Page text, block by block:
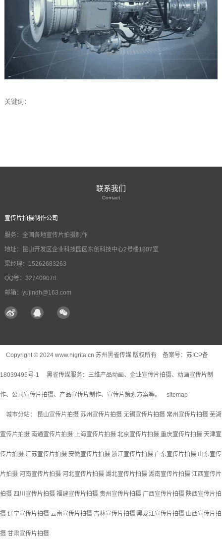
关键词：
联系我们
Contact
宣传片拍摄制作公司
服务：全国各地宣传片拍摄制作
地址：昆山开发区企业科技园区东创科技中心2号楼1807室
梁经理：15262683263
QQ号：327409078
邮箱：yujindh@163.com
Copyright © 2024 www.nigrita.cn 苏州黑雀传媒 版权所有 备案号： 苏ICP备
18039495号-1 黑雀传媒服务： 三维产品动画、企业宣传片拍摄、动画宣传片制
作、公司宣传片拍摄、产品宣传片制作、宣传片策划方案等。 sitemap
城市分站： 昆山宣传片拍摄 苏州宣传片拍摄 无锡宣传片拍摄 常州宣传片拍摄 芜湖
宣传片拍摄 南通宣传片拍摄 上海宣传片拍摄 北京宣传片拍摄 重庆宣传片拍摄 天津宣
传片拍摄 江苏宣传片拍摄 安徽宣传片拍摄 浙江宣传片拍摄 广东宣传片拍摄 山东宣传
片拍摄 河南宣传片拍摄 河北宣传片拍摄 湖北宣传片拍摄 湖南宣传片拍摄 江西宣传片
拍摄 四川宣传片拍摄 福建宣传片拍摄 贵州宣传片拍摄 广西宣传片拍摄 陕西宣传片拍
摄 辽宁宣传片拍摄 云南宣传片拍摄 吉林宣传片拍摄 黑龙江宣传片拍摄 山西宣传片拍
摄 甘肃宣传片拍摄